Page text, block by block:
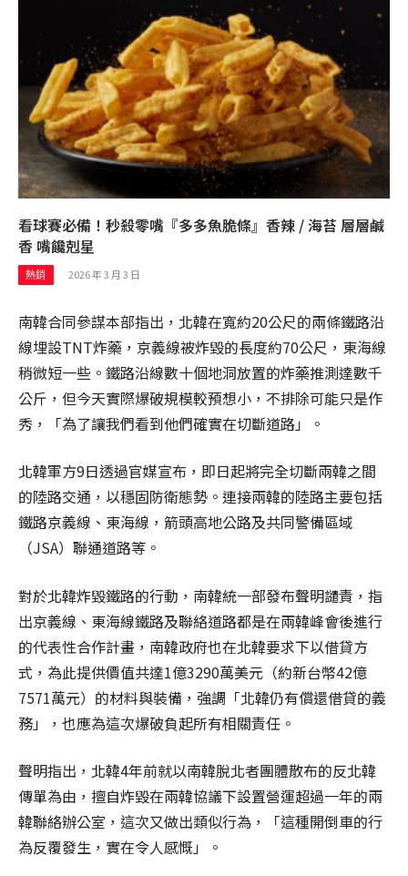
看球賽必備！秒殺零嘴『多多魚脆條』香辣 / 海苔 層層鹹
香 嘴饞剋星
熱銷 2026 年 3 月 3 日
南韓合同參謀本部指出，北韓在寬約20公尺的兩條鐵路沿
線埋設TNT炸藥，京義線被炸毀的長度約70公尺，東海線
稍微短一些。鐵路沿線數十個地洞放置的炸藥推測達數千
公斤，但今天實際爆破規模較預想小，不排除可能只是作
秀，「為了讓我們看到他們確實在切斷道路」。
北韓軍方9日透過官媒宣布，即日起將完全切斷兩韓之間
的陸路交通，以穩固防衛態勢。連接兩韓的陸路主要包括
鐵路京義線、東海線，箭頭高地公路及共同警備區域
（JSA）聯通道路等。
對於北韓炸毀鐵路的行動，南韓統一部發布聲明譴責，指
出京義線、東海線鐵路及聯絡道路都是在兩韓峰會後進行
的代表性合作計畫，南韓政府也在北韓要求下以借貸方
式，為此提供價值共達1億3290萬美元（約新台幣42億
7571萬元）的材料與裝備，強調「北韓仍有償還借貸的義
務」，也應為這次爆破負起所有相關責任。
聲明指出，北韓4年前就以南韓脫北者團體散布的反北韓
傳單為由，擅自炸毀在兩韓協議下設置營運超過一年的兩
韓聯絡辦公室，這次又做出類似行為，「這種開倒車的行
為反覆發生，實在令人感慨」。